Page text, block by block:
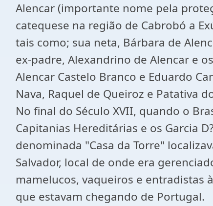
Alencar (importante nome pela
catequese na região de Cabrobó a
tais como; sua neta, Bárbara de
ex-padre, Alexandrino de Alencar e
Alencar Castelo Branco e Eduardo
Nava, Raquel de Queiroz e Patativa
No final do Século XVII, quando o
Capitanias Hereditárias e os Garcia
denominada "Casa da Torre"
Salvador, local de onde era
mamelucos, vaqueiros e entradistas
que estavam chegando de Portugal.